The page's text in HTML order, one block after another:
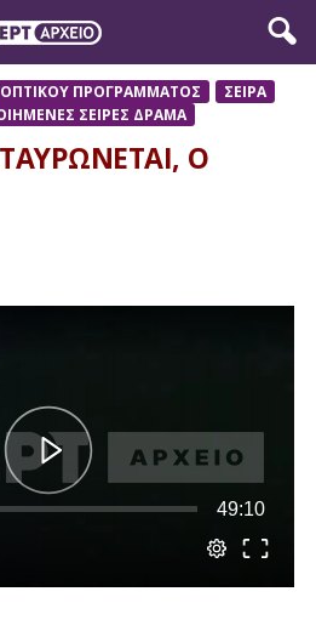
ΠΡΟΓΡΑΜΜΑΤΟΣ
ΣΕΙΡΑ
ΣΕΙΡΕΣ ΔΡΑΜΑ
Ο